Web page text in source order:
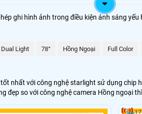
ban ngày
nhà
🌙 Lắp Camera Starlight
💙 Lắp Camera Wifi Starlight
là giải pháp lắp camera phù hợp cho
ghi hình ảnh trong điều kiện ánh sáng
Dual Light 78° Hồng Ngoại Full Color
nhất với công nghệ starlight sử dụng chip
so với công nghệ camera Hồng ngoại
17